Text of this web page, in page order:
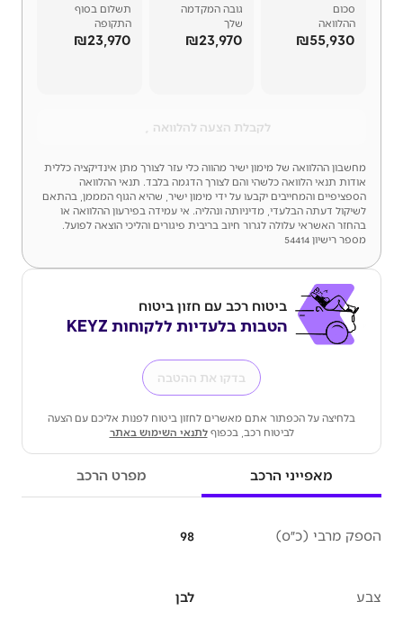
ההלוואה
₪55,930
גובה המקדמה
₪23,970
תשלום בסוף
התקופה
₪23,970
לקבלת הצעה להלוואה
מחשבון ההלוואה של מימון ישיר מהווה כלי עזר לצורך מתן אינדיקציה כללית
אודות תנאי הלוואה כלשהי והם לצורך הדגמה בלבד. תנאי ההלוואה
הספציפיים והמחייבים יקבעו על ידי מימון ישיר, שהיא הגוף המממן, בהתאם
לשיקול דעתה הבלעדי, מדיניותה ונהליה. אי עמידה בפירעון ההלוואה או
בהחזר האשראי עלולה לגרור חיוב בריבית פיגורים והליכי הוצאה לפועל.
מספר רישיון 54414
ביטוח רכב עם חזון ביטוח
הטבות בלעדיות ללקוחות KEYZ
בדקו את ההטבה
בלחיצה על הכפתור אתם מאשרים לחזון ביטוח לפנות אליכם עם הצעה
לביטוח רכב, בכפוףלתנאי השימוש באתר
מאפייני הרכב מפרט הרכב
הספק מרבי (כ״ס)
צבע